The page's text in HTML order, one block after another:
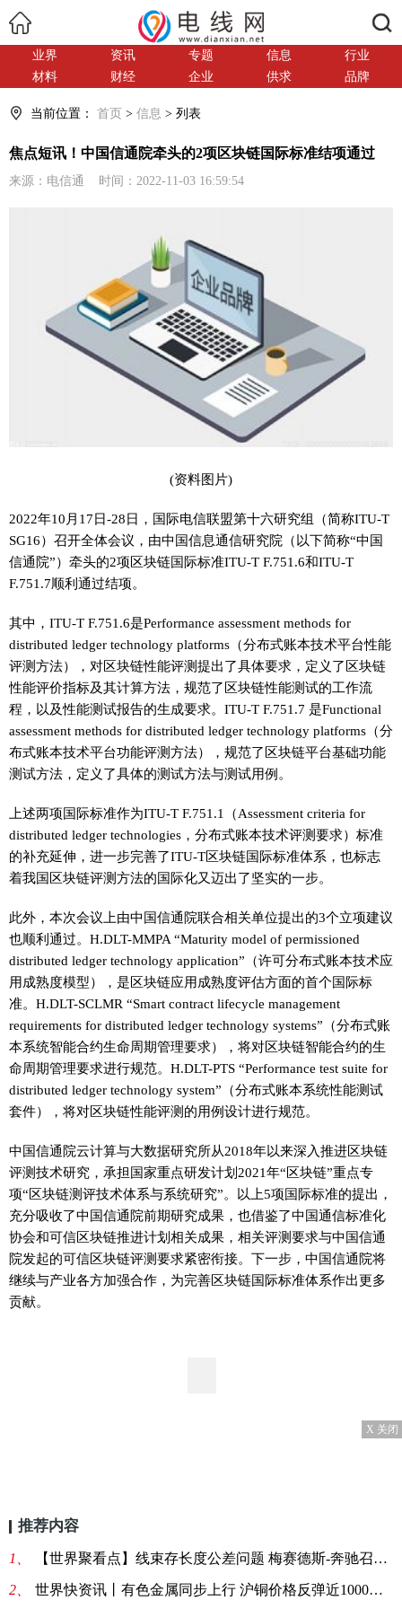
业界 资讯 专题 信息
行业
材料
财经 企业 供求 品牌
当前位置： 首页 > 信息 > 列表
焦点短讯！中国信通院牵头的2项区块链国际标准结项通过
来源：电信通 时间：2022-11-03 16:59:54
(资料图片)
2022年10月17日-28日，国际电信联盟第十六研究组（简称ITU-T
SG16）召开全体会议，由中国信息通信研究院（以下简称“中国
信通院”）牵头的2项区块链国际标准ITU-T F.751.6和ITU-T
F.751.7顺利通过结项。
其中，ITU-T F.751.6是Performance assessment methods for
distributed ledger technology platforms（分布式账本技术平台性能
评测方法），对区块链性能评测提出了具体要求，定义了区块链
性能评价指标及其计算方法，规范了区块链性能测试的工作流
程，以及性能测试报告的生成要求。ITU-T F.751.7 是Functional
assessment methods for distributed ledger technology platforms（分
布式账本技术平台功能评测方法），规范了区块链平台基础功能
测试方法，定义了具体的测试方法与测试用例。
上述两项国际标准作为ITU-T F.751.1（Assessment criteria for
distributed ledger technologies，分布式账本技术评测要求）标准
的补充延伸，进一步完善了ITU-T区块链国际标准体系，也标志
着我国区块链评测方法的国际化又迈出了坚实的一步。
此外，本次会议上由中国信通院联合相关单位提出的3个立项建议
也顺利通过。H.DLT-MMPA “Maturity model of permissioned
distributed ledger technology application”（许可分布式账本技术应
用成熟度模型），是区块链应用成熟度评估方面的首个国际标
准。H.DLT-SCLMR “Smart contract lifecycle management
requirements for distributed ledger technology systems”（分布式账
本系统智能合约生命周期管理要求），将对区块链智能合约的生
命周期管理要求进行规范。H.DLT-PTS “Performance test suite for
distributed ledger technology system”（分布式账本系统性能测试
套件），将对区块链性能评测的用例设计进行规范。
中国信通院云计算与大数据研究所从2018年以来深入推进区块链
评测技术研究，承担国家重点研发计划2021年“区块链”重点专
项“区块链测评技术体系与系统研究”。以上5项国际标准的提出，
充分吸收了中国信通院前期研究成果，也借鉴了中国通信标准化
协会和可信区块链推进计划相关成果，相关评测要求与中国信通
院发起的可信区块链评测要求紧密衔接。下一步，中国信通院将
继续与产业各方加强合作，为完善区块链国际标准体系作出更多
贡献。
X 关闭
推荐内容
1、 【世界聚看点】线束存长度公差问题 梅赛德斯-奔驰召回1696辆进口E级、AMG GT汽车
2、 世界快资讯丨有色金属同步上行 沪铜价格反弹近1000元/吨